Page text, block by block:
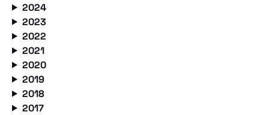
2024
2023
2022
2021
2020
2019
2018
2017